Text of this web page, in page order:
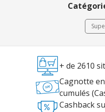
+ de 2610
Cagnotte
cumulés
Cashback